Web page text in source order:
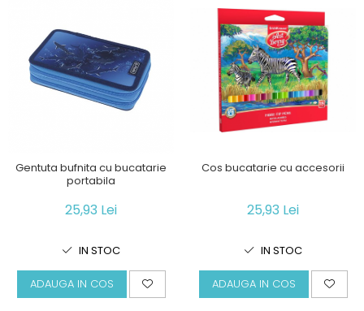
Gentuta bufnita cu bucatarie
portabila
25,93 Lei
IN STOC
ADAUGA IN COS
Cos bucatarie cu accesorii
25,93 Lei
IN STOC
ADAUGA IN COS